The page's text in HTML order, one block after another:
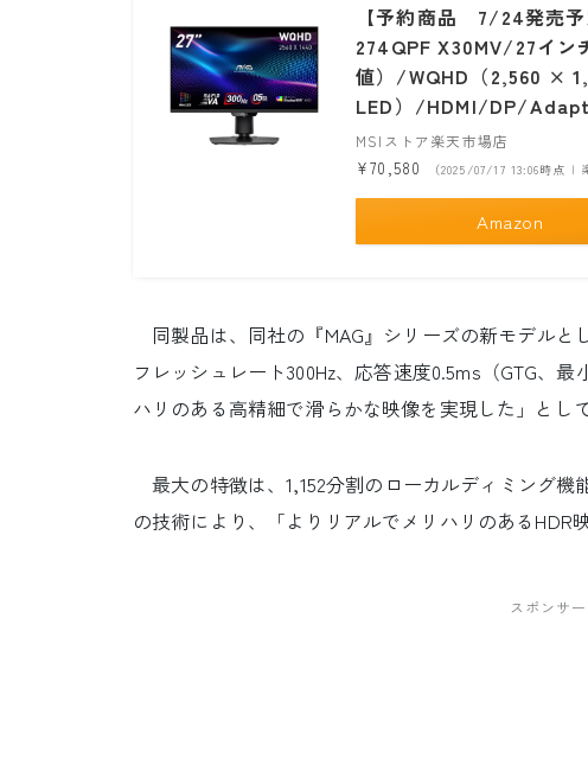
【予約商品 7/24発売
274QPF X30MV/27イ
値）/WQHD（2,560 ×
LED）/HDMI/DP/
MSIストア楽天市場店
¥70,580 （2025/07/17 13:06時点 |
Amazon
同製品は、同社の『MAG』シリーズの新モデルと
フレッシュレート300Hz、応答速度0.5ms（GTG、
ハリのある高精細で滑らかな映像を実現した」として
最大の特徴は、1,152分割のローカルディミング機
の技術により、「よりリアルでメリハリのあるHDR
スポンサ